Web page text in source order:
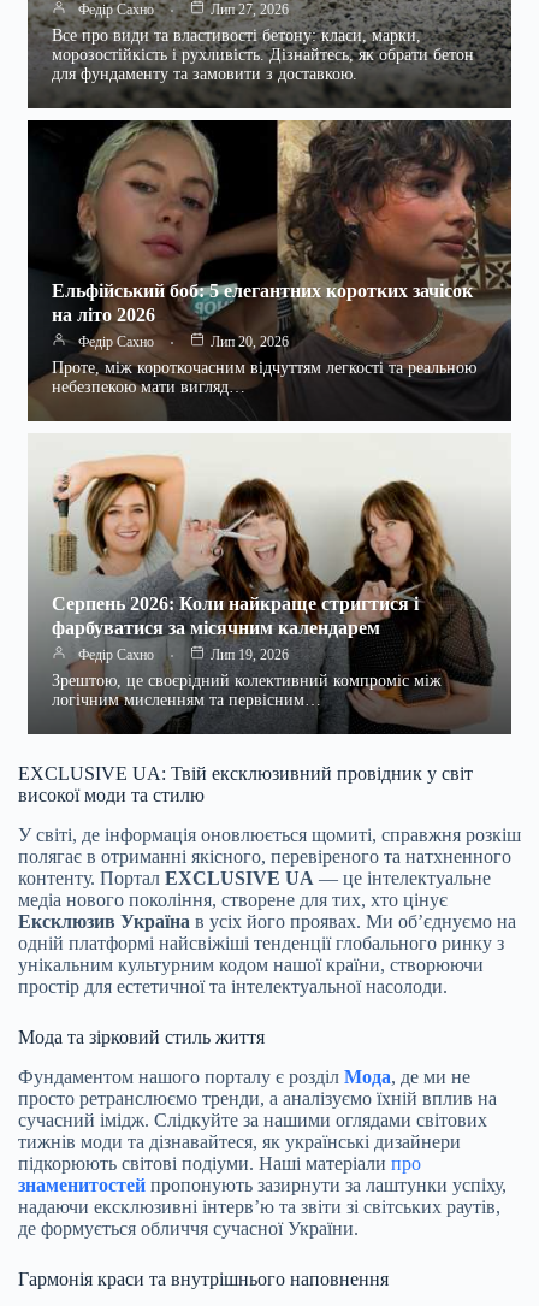
Федір Сахно Лип 27, 2026
Все про види та властивості бетону: класи, марки,
морозостійкість і рухливість. Дізнайтесь, як обрати бетон
для фундаменту та замовити з доставкою.
Ельфійський боб: 5 елегантних коротких зачісок
на літо 2026
Федір Сахно Лип 20, 2026
Проте, між короткочасним відчуттям легкості та реальною
небезпекою мати вигляд…
Серпень 2026: Коли найкраще стригтися і
фарбуватися за місячним календарем
Федір Сахно Лип 19, 2026
Зрештою, це своєрідний колективний компроміс між
логічним мисленням та первісним…
EXCLUSIVE UA: Твій ексклюзивний провідник у світ
високої моди та стилю
У світі, де інформація оновлюється щомиті, справжня розкіш
полягає в отриманні якісного, перевіреного та натхненного
контенту. Портал EXCLUSIVE UA — це інтелектуальне
медіа нового покоління, створене для тих, хто цінує
Ексклюзив Україна в усіх його проявах. Ми об’єднуємо на
одній платформі найсвіжіші тенденції глобального ринку з
унікальним культурним кодом нашої країни, створюючи
простір для естетичної та інтелектуальної насолоди.
Мода та зірковий стиль життя
Фундаментом нашого порталу є розділ Мода, де ми не
просто ретранслюємо тренди, а аналізуємо їхній вплив на
сучасний імідж. Слідкуйте за нашими оглядами світових
тижнів моди та дізнавайтеся, як українські дизайнери
підкорюють світові подіуми. Наші матеріали про
знаменитостей пропонують зазирнути за лаштунки успіху,
надаючи ексклюзивні інтерв’ю та звіти зі світських раутів,
де формується обличчя сучасної України.
Гармонія краси та внутрішнього наповнення